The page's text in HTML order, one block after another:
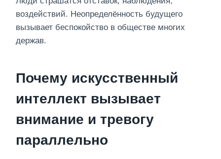
воздействий. Неопределённость будущего
вызывает беспокойство в обществе многих
держав.
Почему искусственный
интеллект вызывает
внимание и тревогу
параллельно